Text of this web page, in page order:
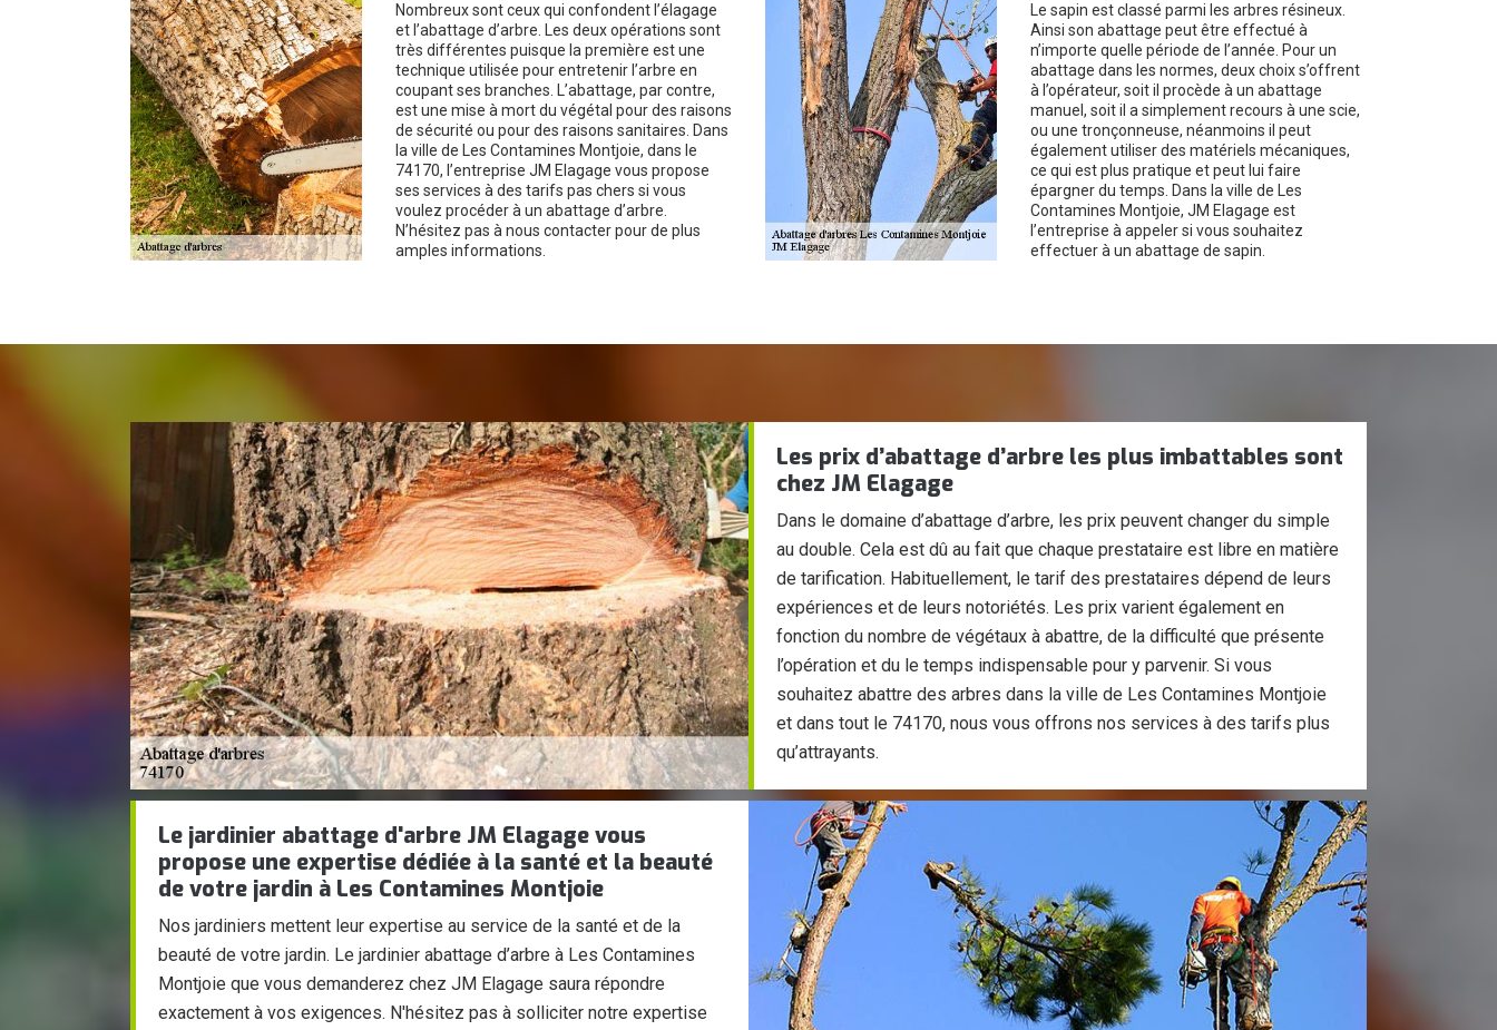
Nombreux sont ceux qui confondent l’élagage
et l’abattage d’arbre. Les deux opérations sont
très différentes puisque la première est une
technique utilisée pour entretenir l’arbre en
coupant ses branches. L’abattage, par contre,
est une mise à mort du végétal pour des raisons
de sécurité ou pour des raisons sanitaires. Dans
la ville de Les Contamines Montjoie, dans le
74170, l’entreprise JM Elagage vous propose
ses services à des tarifs pas chers si vous
voulez procéder à un abattage d’arbre.
N’hésitez pas à nous contacter pour de plus
amples informations.
Le sapin est classé parmi les arbres résineux.
Ainsi son abattage peut être effectué à
n’importe quelle période de l’année. Pour un
abattage dans les normes, deux choix s’offrent
à l’opérateur, soit il procède à un abattage
manuel, soit il a simplement recours à une scie,
ou une tronçonneuse, néanmoins il peut
également utiliser des matériels mécaniques,
ce qui est plus pratique et peut lui faire
épargner du temps. Dans la ville de Les
Contamines Montjoie, JM Elagage est
l’entreprise à appeler si vous souhaitez
effectuer à un abattage de sapin.
Les prix d’abattage d’arbre les plus imbattables sont
chez JM Elagage
Dans le domaine d’abattage d’arbre, les prix peuvent changer du simple
au double. Cela est dû au fait que chaque prestataire est libre en matière
de tarification. Habituellement, le tarif des prestataires dépend de leurs
expériences et de leurs notoriétés. Les prix varient également en
fonction du nombre de végétaux à abattre, de la difficulté que présente
l’opération et du le temps indispensable pour y parvenir. Si vous
souhaitez abattre des arbres dans la ville de Les Contamines Montjoie
et dans tout le 74170, nous vous offrons nos services à des tarifs plus
qu’attrayants.
Le jardinier abattage d'arbre JM Elagage vous
propose une expertise dédiée à la santé et la beauté
de votre jardin à Les Contamines Montjoie
Nos jardiniers mettent leur expertise au service de la santé et de la
beauté de votre jardin. Le jardinier abattage d’arbre à Les Contamines
Montjoie que vous demanderez chez JM Elagage saura répondre
exactement à vos exigences. N'hésitez pas à solliciter notre expertise